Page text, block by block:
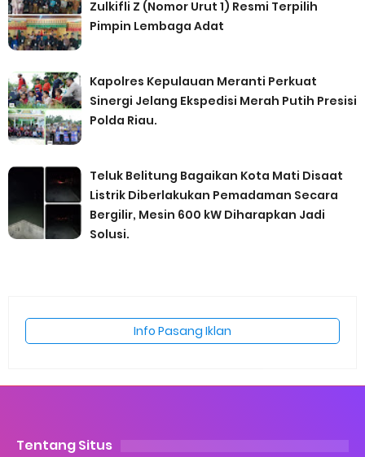
Zulkifli Z (Nomor Urut 1) Resmi Terpilih
Pimpin Lembaga Adat
Kapolres Kepulauan Meranti Perkuat
Sinergi Jelang Ekspedisi Merah Putih Presisi
Polda Riau.
Teluk Belitung Bagaikan Kota Mati Disaat
Listrik Diberlakukan Pemadaman Secara
Bergilir, Mesin 600 kW Diharapkan Jadi
Solusi.
Info Pasang Iklan
Tentang Situs